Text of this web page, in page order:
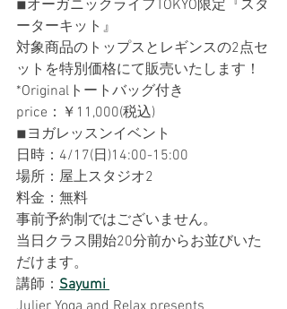
◾︎オーガニックライフTOKYO限定『スタ
ーターキット』
対象商品のトップスとレギンスの2点セ
ットを特別価格にて販売いたします！
*Originalトートバッグ付き
⁡price：￥11,000(税込)
◾︎ヨガレッスンイベント
日時：4/17(日)14:00-15:00
場所：屋上スタジオ2
料金：無料
事前予約制ではございません。
当日クラス開始20分前からお並びいた
だけます。
講師： Sayumi